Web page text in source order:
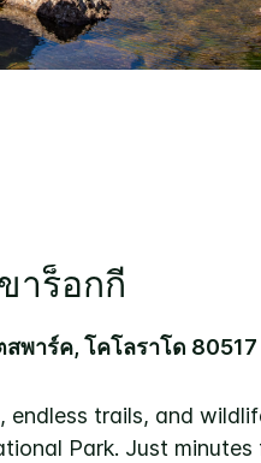
าร็อกกี
สพาร์ค, โคโลราโด 80517
endless trails, and
Park. Just minutes